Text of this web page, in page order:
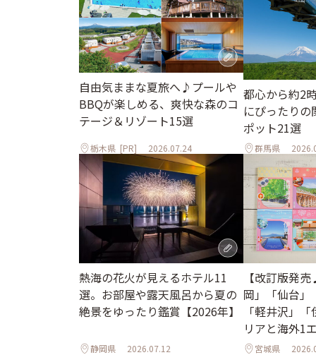
自由気ままな夏旅へ♪プールや
BBQが楽しめる、爽快な森のコ
テージ＆リゾート15選
栃木県 [PR] 2026.07.24
都心から約2
にぴったり
ポット21選
群馬県
熱海の花火が見えるホテル11
選。お部屋や露天風呂から夏の
絶景をゆったり鑑賞【2026年】
静岡県 2026.07.12
【改訂版発
岡」「仙台」
「軽井沢」
リアと海外1
ル宮城県